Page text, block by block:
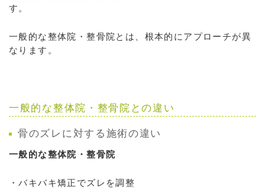
す。
一般的な整体院・整骨院とは、根本的にアプローチが異
なります。
一般的な整体院・整骨院との違い
骨のズレに対する施術の違い
一般的な整体院・整骨院
・バキバキ矯正でズレを調整